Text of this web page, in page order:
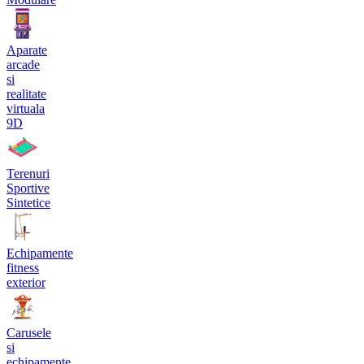
Aparate
arcade
si
realitate
virtuala
9D
Terenuri
Sportive
Sintetice
Echipamente
fitness
exterior
Carusele
si